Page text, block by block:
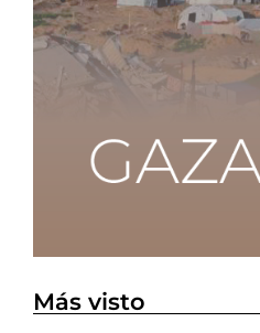
Más visto